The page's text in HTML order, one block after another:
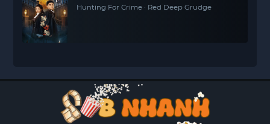
Hunting For Crime · Red Deep Grudge